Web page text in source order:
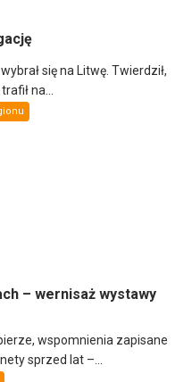
się na Litwę. Twierdził,
na...
– wernisaż wystawy
wspomnienia zapisane
sprzed lat –...